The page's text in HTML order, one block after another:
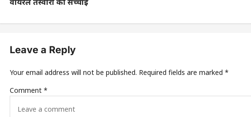
वायरल तस्वीरों की सच्चाई
Leave a Reply
Your email address will not be published. Required fields are marked *
Comment *